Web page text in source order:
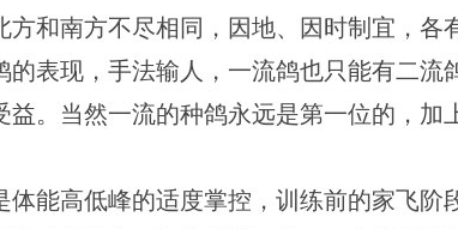
方和南方不尽相同，因地、因时制宜，各
表现，手法输人，一流鸽也只能有二流
。当然一流的种鸽永远是第一位的，加
体能高低峰的适度掌控，训练前的家飞阶